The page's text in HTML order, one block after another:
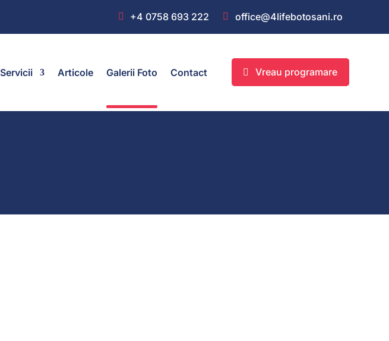
+4 0758 693 222 office@4lifebotosani.ro
Servicii Articole Galerii Foto Contact Vreau programare